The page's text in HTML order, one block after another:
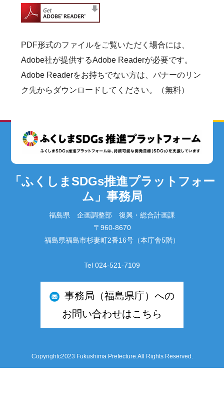
PDF形式のファイルをご覧いただく場合には、
Adobe社が提供するAdobe Readerが必要です。
Adobe Readerをお持ちでない方は、バナーのリン
ク先からダウンロードしてください。（無料）
「ふくしまSDGs推進プラットフォー
ム」事務局
福島県 企画調整部 復興・総合計画課
〒960-8670
福島県福島市杉妻町2番16号（本庁舎5階）
Tel 024-521-7109
事務局（福島県庁）への
お問い合わせはこちら
Copyrightc2023 Fukushima Prefecture.All Rights Reserved.